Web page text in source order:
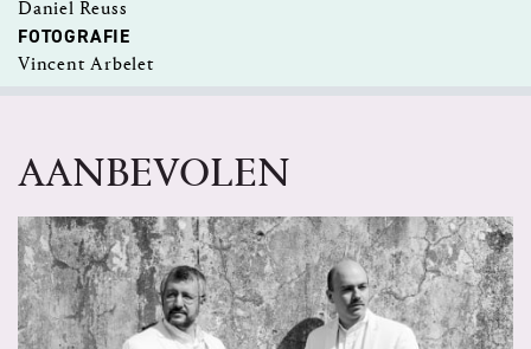
Daniel Reuss
FOTOGRAFIE
Vincent Arbelet
AANBEVOLEN